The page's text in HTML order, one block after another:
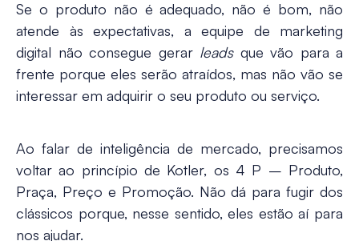
Se o produto não é adequado, não é bom, não
atende às expectativas, a equipe de marketing
digital não consegue gerar leads que vão para a
frente porque eles serão atraídos, mas não vão se
interessar em adquirir o seu produto ou serviço.
Ao falar de inteligência de mercado, precisamos
voltar ao princípio de Kotler, os 4 P – Produto,
Praça, Preço e Promoção. Não dá para fugir dos
clássicos porque, nesse sentido, eles estão aí para
nos ajudar.